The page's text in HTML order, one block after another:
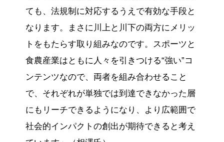
ても、法規制に対応するうえで有効な手段と
なります。まさに川上と川下の両方にメリッ
トをもたらす取り組みなのです。スポーツと
食農産業はともに人々を引きつける“強い”コ
ンテンツなので、両者を組み合わせること
で、それぞれが単独では到達できなかった層
にもリーチできるようになり、より広範囲で
社会的インパクトの創出が期待できると考え